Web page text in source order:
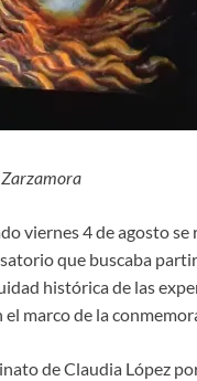
Zarzamora
viernes 4 de agosto
que buscaba
histórica de las
el marco de la
de Claudia López